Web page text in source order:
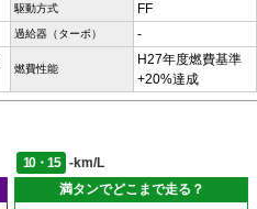
駆動方式 FF
過給器（ターボ） -
燃費性能
H27年度燃費基準
+20%達成
10・15
-km/L
満タンでどこまで走る？